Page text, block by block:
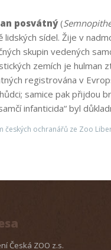
posvátný(
lidských sídel. Žije v
skupin vedených
zemích je hulman
registrována v
samice pak přijdou
infanticida“ byl
českých ochranářů ze Zoo
Česká ZOO z.s.